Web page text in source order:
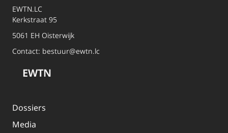
EWTN.LC
Kerkstraat 95
5061 EH Oisterwijk
Contact: bestuur@ewtn.lc
EWTN
Dossiers
Media